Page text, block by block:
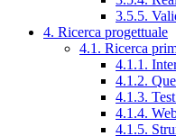
3.5.5.
4. Ricerca progettuale
4.1. Ricerca
4.1.1.
4.1.2.
4.1.3.
4.1.4.
4.1.5.